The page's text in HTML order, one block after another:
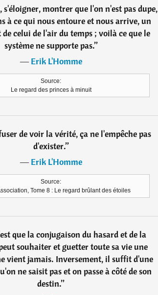
s'éloigner, montrer que l'on n'est pas dupe,
à ce qui nous entoure et nous arrive, un
celui de l'air du temps ; voilà ce que le
système ne supporte pas.”
―Erik L'Homme
Source:
Le regard des princes à minuit
de voir la vérité, ça ne l'empêche pas
d'exister.”
―Erik L'Homme
Source:
Tome 8 : Le regard brûlant des étoiles
que la conjugaison du hasard et de la
souhaiter et guetter toute sa vie une
vient jamais. Inversement, il suffit d'une
ne saisit pas et on passe à côté de son
destin.”